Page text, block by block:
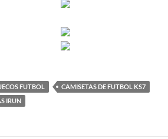
FUTBOL
CAMISETAS DE FUTBOL KS7
IRUN